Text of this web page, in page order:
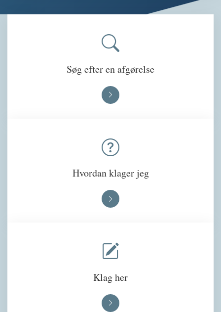
Søg efter en afgørelse
Hvordan klager jeg
Klag her